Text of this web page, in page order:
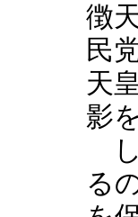
徴
民
天
影
し
る